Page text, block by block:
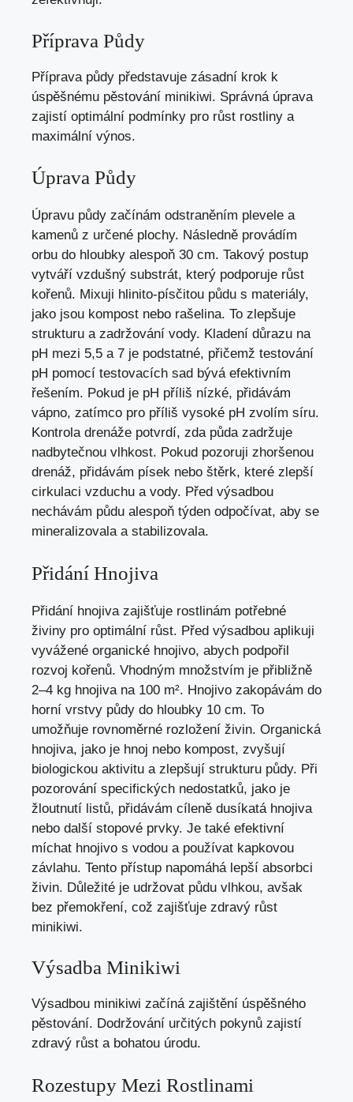
Příprava Půdy
Příprava půdy představuje zásadní krok k
úspěšnému pěstování minikiwi. Správná úprava
zajistí optimální podmínky pro růst rostliny a
maximální výnos.
Úprava Půdy
Úpravu půdy začínám odstraněním plevele a
kamenů z určené plochy. Následně provádím
orbu do hloubky alespoň 30 cm. Takový postup
vytváří vzdušný substrát, který podporuje růst
kořenů. Mixuji hlinito-písčitou půdu s materiály,
jako jsou kompost nebo rašelina. To zlepšuje
strukturu a zadržování vody. Kladení důrazu na
pH mezi 5,5 a 7 je podstatné, přičemž testování
pH pomocí testovacích sad bývá efektivním
řešením. Pokud je pH příliš nízké, přidávám
vápno, zatímco pro příliš vysoké pH zvolím síru.
Kontrola drenáže potvrdí, zda půda zadržuje
nadbytečnou vlhkost. Pokud pozoruji zhoršenou
drenáž, přidávám písek nebo štěrk, které zlepší
cirkulaci vzduchu a vody. Před výsadbou
nechávám půdu alespoň týden odpočívat, aby se
mineralizovala a stabilizovala.
Přidání Hnojiva
Přidání hnojiva zajišťuje rostlinám potřebné
živiny pro optimální růst. Před výsadbou aplikuji
vyvážené organické hnojivo, abych podpořil
rozvoj kořenů. Vhodným množstvím je přibližně
2–4 kg hnojiva na 100 m². Hnojivo zakopávám do
horní vrstvy půdy do hloubky 10 cm. To
umožňuje rovnoměrné rozložení živin. Organická
hnojiva, jako je hnoj nebo kompost, zvyšují
biologickou aktivitu a zlepšují strukturu půdy. Při
pozorování specifických nedostatků, jako je
žloutnutí listů, přidávám cíleně dusíkatá hnojiva
nebo další stopové prvky. Je také efektivní
míchat hnojivo s vodou a používat kapkovou
závlahu. Tento přístup napomáhá lepší absorbci
živin. Důležité je udržovat půdu vlhkou, avšak
bez přemokření, což zajišťuje zdravý růst
minikiwi.
Výsadba Minikiwi
Výsadbou minikiwi začíná zajištění úspěšného
pěstování. Dodržování určitých pokynů zajistí
zdravý růst a bohatou úrodu.
Rozestupy Mezi Rostlinami